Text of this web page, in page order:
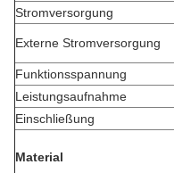
Stromversorgung
Externe Stromversorgung
Funktionsspannung
Leistungsaufnahme
Einschließung
Material